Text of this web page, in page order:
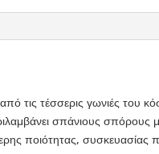
τις τέσσερις γωνιές του
σπάνιους
ποιότητας, συσκευασίας